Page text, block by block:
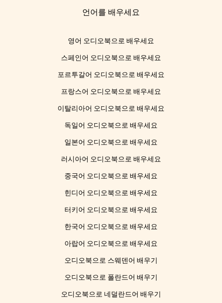
언어를 배우세요
영어 오디오북으로 배우세요
스페인어 오디오북으로 배우세요
포르투갈어 오디오북으로 배우세요
프랑스어 오디오북으로 배우세요
이탈리아어 오디오북으로 배우세요
독일어 오디오북으로 배우세요
일본어 오디오북으로 배우세요
러시아어 오디오북으로 배우세요
중국어 오디오북으로 배우세요
힌디어 오디오북으로 배우세요
터키어 오디오북으로 배우세요
한국어 오디오북으로 배우세요
아랍어 오디오북으로 배우세요
오디오북으로 스웨덴어 배우기
오디오북으로 폴란드어 배우기
오디오북으로 네덜란드어 배우기